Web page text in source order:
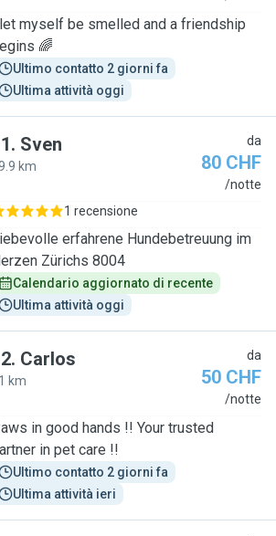
myself be smelled and a friendship
🌈
Ultimo contatto 2 giorni fa
Ultima attività oggi
. Sven
km
da
80 CHF
/notte
1 recensione
erfahrene Hundebetreuung im
Zürichs 8004
Calendario aggiornato di recente
Ultima attività oggi
. Carlos
km
da
50 CHF
/notte
in good hands !! Your trusted
in pet care !!
Ultimo contatto 2 giorni fa
Ultima attività ieri